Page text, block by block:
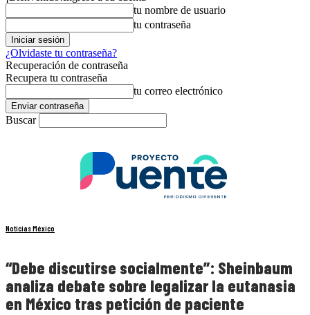
tu nombre de usuario
tu contraseña
¿Olvidaste tu contraseña?
Recuperación de contraseña
Recupera tu contraseña
tu correo electrónico
Buscar
Noticias México
“Debe discutirse socialmente”: Sheinbaum
analiza debate sobre legalizar la eutanasia
en México tras petición de paciente